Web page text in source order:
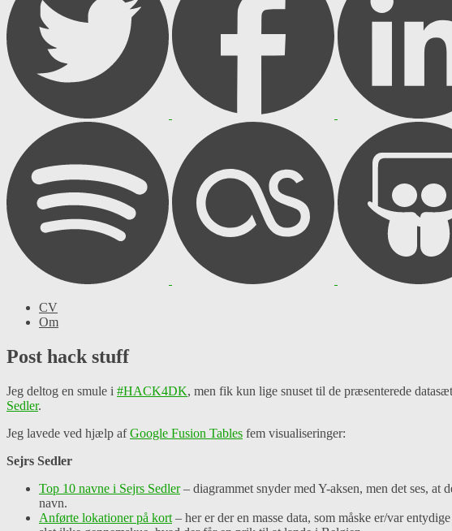
CV
Om
Post hack stuff
Jeg deltog en smule i #HACK4DK, men fik kun lige snuset til de præsenterede
Sedler.
Jeg lavede ved hjælp afGoogle Fusion Tables fem visualiseringer:
Sejrs Sedler
Top 10 navne i Sejrs Sedler– diagrammet snyder med Y-aksen, men det ses, at
navn.
Anførte lokationer på kort – her er der en masse data, som måske er/var